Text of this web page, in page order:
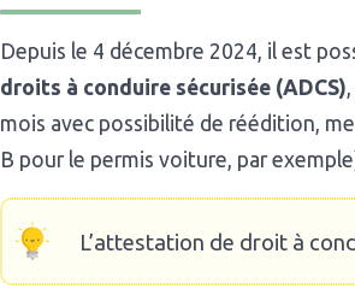
Depuis le 4 décembre 2024, il est
droits à conduire sécurisée (ADCS)
mois avec possibilité de réédition,
B pour le permis voiture, par
L’attestation de droit à